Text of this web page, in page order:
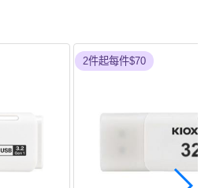
2件起每件$70